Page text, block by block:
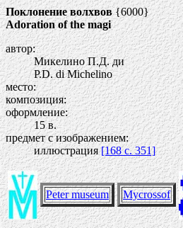
Поклонение волхвов{6000}
Adoration of the magi
автор:
Микелино П.Д. ди
P.D. di Michelino
место:
композиция:
оформление:
15 в.
предмет с изображением:
иллюстрация[168 c. 351]
Peter museum Mycrossof